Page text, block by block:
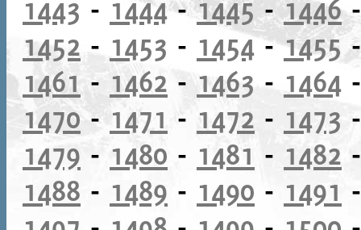
1443 - 1444-1445- 1446
1452 - 1453 - 1454-1455
1461 - 1462 - 1463 - 1464
1470-1471 - 1472 - 1473
1479 - 1480 - 1481 - 1482
1488 - 1489 - 1490 - 1491